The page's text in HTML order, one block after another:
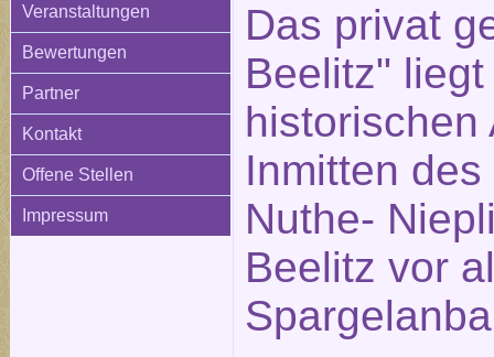
Veranstaltungen
Bewertungen
Partner
Kontakt
Offene Stellen
Impressum
Das privat
Beelitz"
historischen
Inmitten
Nuthe-
Beelitz vor